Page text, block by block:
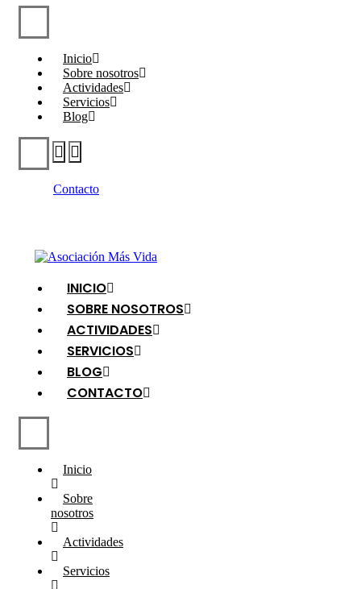
Inicio
Sobre nosotros
Actividades
Servicios
Blog
Contacto
INICIO
SOBRE NOSOTROS
ACTIVIDADES
SERVICIOS
BLOG
CONTACTO
Inicio
Sobre
nosotros
Actividades
Servicios